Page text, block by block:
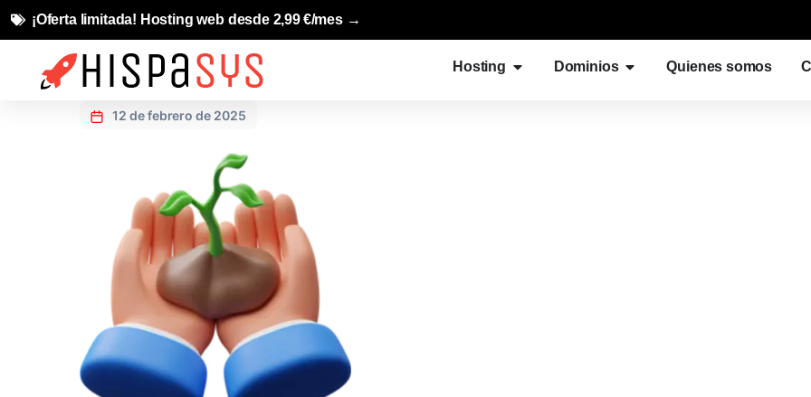
¡Oferta limitada! Hosting web desde 2,99 €/mes →
Hosting Dominios Quienes somos
12 de febrero de 2025